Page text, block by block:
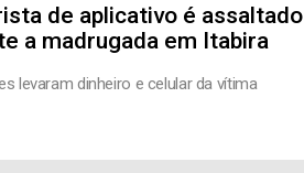
de aplicativo é assaltado
a madrugada em Itabira
levaram dinheiro e celular da vítima